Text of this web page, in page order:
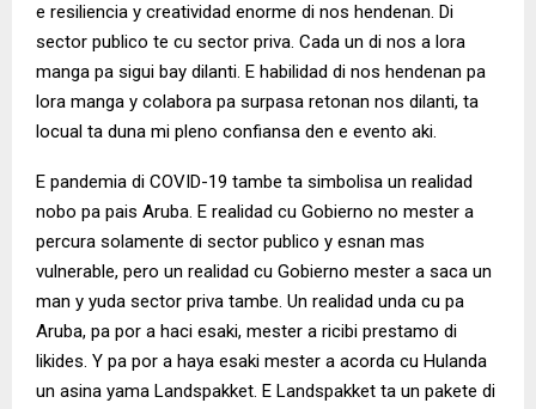
e resiliencia y creatividad enorme di nos hendenan. Di
sector publico te cu sector priva. Cada un di nos a lora
manga pa sigui bay dilanti. E habilidad di nos hendenan pa
lora manga y colabora pa surpasa retonan nos dilanti, ta
locual ta duna mi pleno confiansa den e evento aki.
E pandemia di COVID-19 tambe ta simbolisa un realidad
nobo pa pais Aruba. E realidad cu Gobierno no mester a
percura solamente di sector publico y esnan mas
vulnerable, pero un realidad cu Gobierno mester a saca un
man y yuda sector priva tambe. Un realidad unda cu pa
Aruba, pa por a haci esaki, mester a ricibi prestamo di
likides. Y pa por a haya esaki mester a acorda cu Hulanda
un asina yama Landspakket. E Landspakket ta un pakete di